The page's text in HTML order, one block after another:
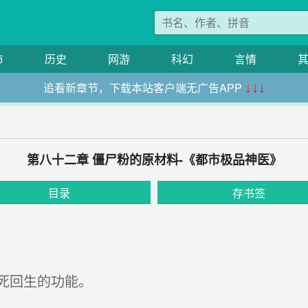
历史 网游 科幻 言情
追看新章节，下载本站客户端无广告APP ↓↓↓
第八十二章 僵尸粉的原材料-《都市极品神医》
目录 存书签
生的功能。